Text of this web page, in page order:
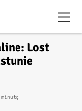
Lost